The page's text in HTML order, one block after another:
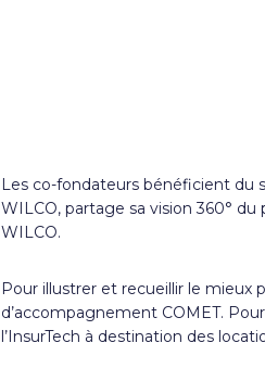
Les co-fondateurs bénéficient du
WILCO, partage sa vision 360°
WILCO.
Pour illustrer et recueillir le mieux
d’accompagnement COMET.
l’InsurTech à destination des